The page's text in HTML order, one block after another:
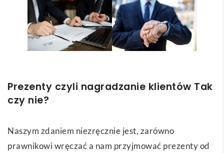
Prezenty czyli nagradzanie klientów Tak
czy nie?
Naszym zdaniem niezręcznie jest, zarówno
prawnikowi wręczać a nam przyjmować prezenty od